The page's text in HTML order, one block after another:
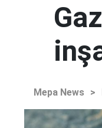
Mepa News >